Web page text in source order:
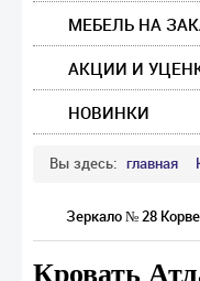
МЕБЕЛЬ НА
АКЦИИ И
НОВИНКИ
Вы здесь: главная
Зеркало № 28
Кровать